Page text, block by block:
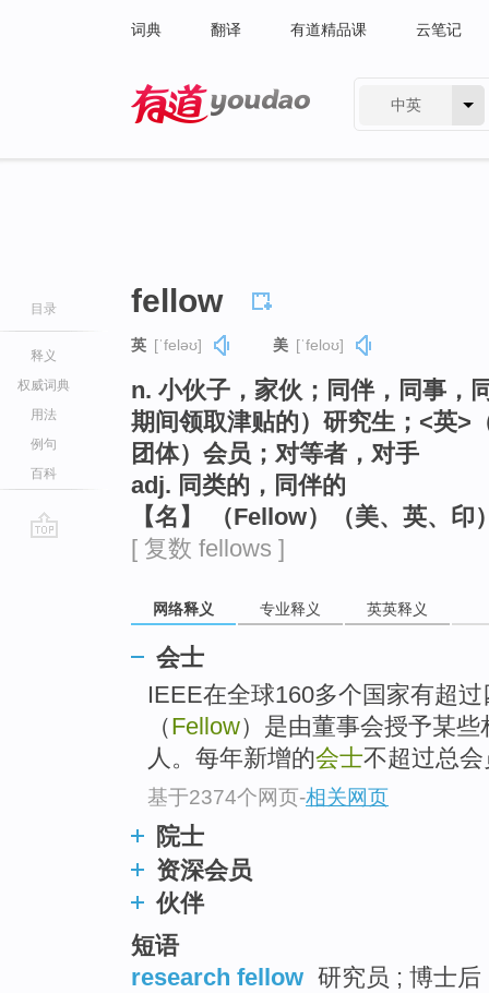
词典 翻译 有道精品课 云笔记
中英
目录
释义
权威词典
用法
例句
百科
fellow
英 [ˈfeləʊ] 美 [ˈfeloʊ]
n. 小伙子，家伙；同伴，同事，
期间领取津贴的）研究生；<英>
团体）会员；对等者，对手
adj. 同类的，同伴的
【名】 （Fellow）（美、英、印
[ 复数 fellows ]
网络释义 专业释义 英英释义
会士
IEEE在全球160多个国家有超
（Fellow）是由董事会授予某
人。每年新增的会士不超过总
基于2374个网页-相关网页
院士
资深会员
伙伴
短语
research fellow 研究员 ; 博士